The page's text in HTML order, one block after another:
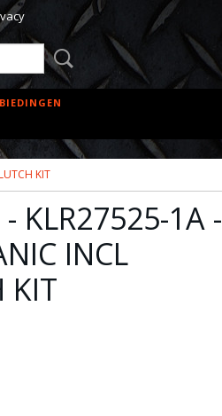
KIT
KLR27525-1A -
INCL
KIT